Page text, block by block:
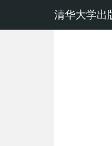
清华大学出